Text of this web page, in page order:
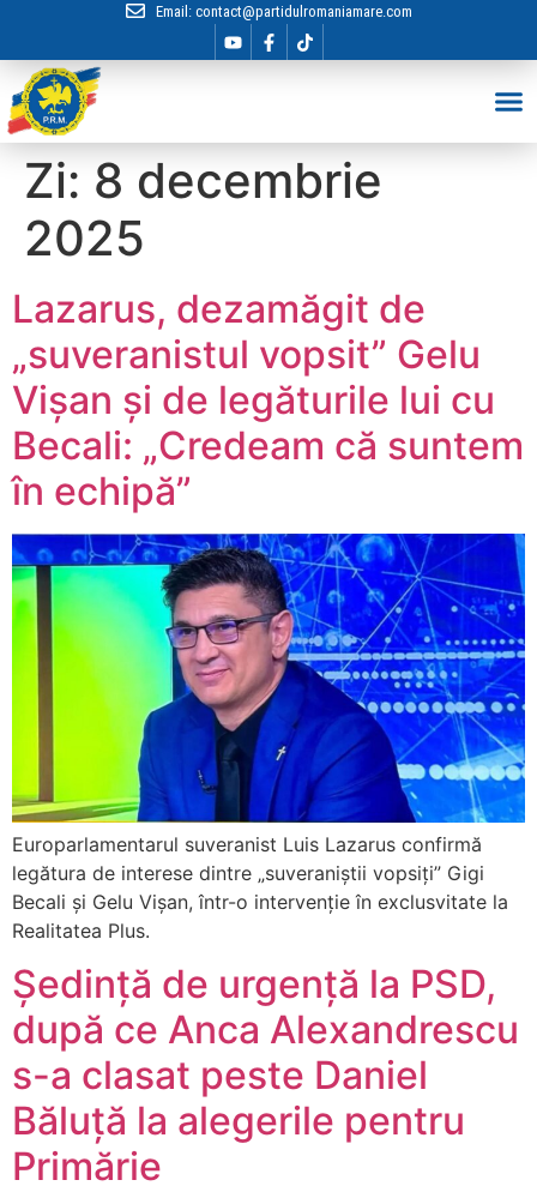
Email: contact@partidulromaniamare.com
Zi: 8 decembrie
2025
Lazarus, dezamăgit de
„suveranistul vopsit” Gelu
Vișan și de legăturile lui cu
Becali: „Credeam că suntem
în echipă”
Europarlamentarul suveranist Luis Lazarus confirmă
legătura de interese dintre „suveraniștii vopsiți” Gigi
Becali și Gelu Vișan, într-o intervenție în exclusvitate la
Realitatea Plus.
Ședință de urgență la PSD,
după ce Anca Alexandrescu
s-a clasat peste Daniel
Băluță la alegerile pentru
Primărie